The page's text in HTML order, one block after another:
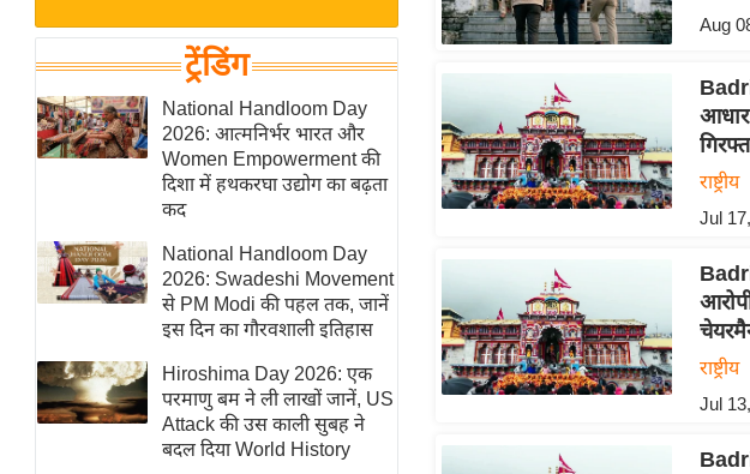
News
Hindi
Videos
खेल
क्रिकेट
IPL
2026
मिसाल बेमिसाल
शख्सियत
यंग इंडिया
साहित्य जगत
ऑटो वर्ल्ड
न्यूज ब्रीफ
ट्रेंडिंग
National Handloom Day
2026: आत्मनिर्भर भारत और
Women Empowerment की
दिशा में हथकरघा उद्योग का बढ़ता
कद
National Handloom Day
2026: Swadeshi Movement
से PM Modi की पहल तक, जानें
इस दिन का गौरवशाली इतिहास
Hiroshima Day 2026: एक
परमाणु बम ने ली लाखों जानें, US
Attack की उस काली सुबह ने
बदल दिया World History
Aug
राष्ट्रीय
Jul
राष्ट्रीय
Jul